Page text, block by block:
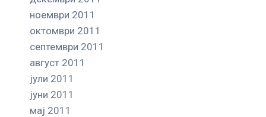
ноември 2011
октомври 2011
септември 2011
август 2011
јули 2011
јуни 2011
мај 2011